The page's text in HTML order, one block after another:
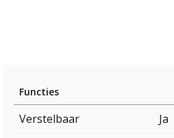
Functies
Verstelbaar
Ja